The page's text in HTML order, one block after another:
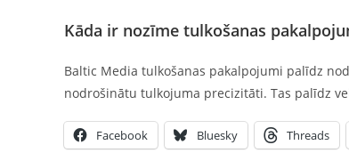
Kāda ir nozīme tulkošanas
Baltic Media tulkošanas pakalpojumi palīdz
nodrošinātu tulkojuma precizitāti. Tas palīdz
Facebook Bluesky Threads